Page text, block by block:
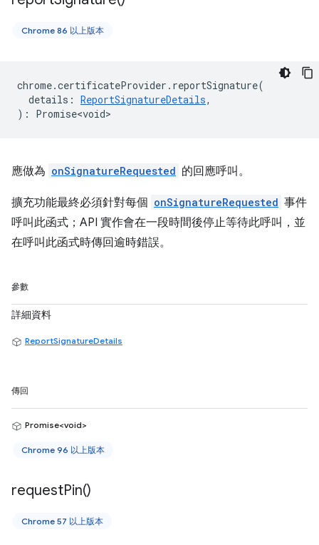
Chrome 86 以上版本
chrome.certificateProvider . reportSignature(
details : ReportSignatureDetails,
) : Promise<void>
應做為 onSignatureRequested 的回應呼叫。
擴充功能最終必須針對每個 onSignatureRequested 事件
呼叫此函式；API 實作會在一段時間後停止等待此呼叫，並
在呼叫此函式時傳回逾時錯誤。
參數
詳細資料
ReportSignatureDetails
傳回
Promise<void>
Chrome 96 以上版本
requestPin()
Chrome 57 以上版本